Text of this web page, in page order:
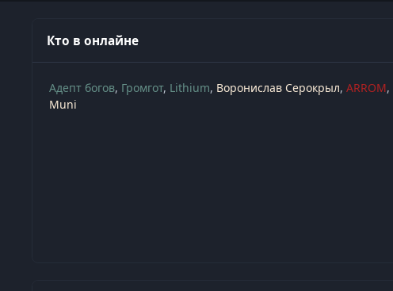
Кто в онлайне
Адепт богов Громгот Lithium Воронислав Серокрыл ARROM
Muni